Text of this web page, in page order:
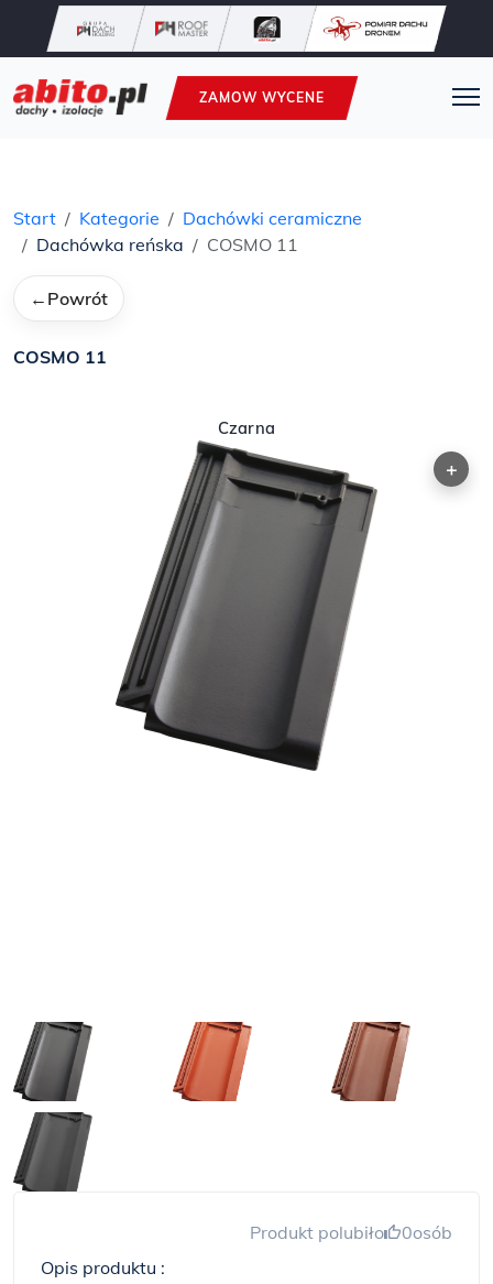
ZAMOW WYCENE
Start Kategorie
Dachówki ceramiczne
Dachówka reńska
COSMO 11
← Powrót
COSMO 11
Czarna
+
Produkt polubiło 0osób
Opis produktu :